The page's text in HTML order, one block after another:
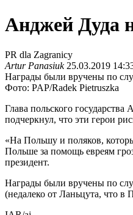
Анджей Дуда
PR dla Zagranicy
Artur Panasiuk25.03.2019
Награды были вручены по
Фото: PAP/Radek Pietruszka
Глава польского
подчеркнул, что эти герои
«На Польшу и поляков,
Польше за помощь евреям
президент.
Награды были вручены по
(недалеко от Ланьцута, что в